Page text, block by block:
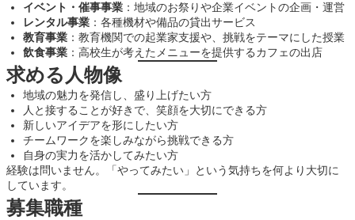
イベント・催事事業 ：地域のお祭りや企業イベントの企画・運営
レンタル事業 ：各種機材や備品の貸出サービス
教育事業 ：教育機関での起業家支援や、挑戦をテーマにした授業
飲食事業 ：高校生が考えたメニューを提供するカフェの出店
求める人物像
地域の魅力を発信し、盛り上げたい方
人と接することが好きで、笑顔を大切にできる方
新しいアイデアを形にしたい方
チームワークを楽しみながら挑戦できる方
自身の実力を活かしてみたい方
経験は問いません。「やってみたい」という気持ちを何より大切に
しています。
募集職種